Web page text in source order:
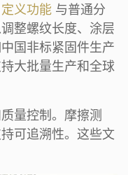
义功能 与普通分
整螺纹长度、涂层
国非标紧固件生产
大批量生产和全球
量控制。摩擦测
可追溯性。这些文